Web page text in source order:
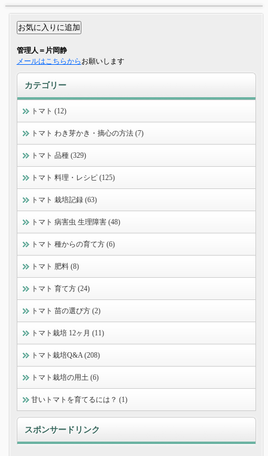
管理人＝片岡静
メールはこちらから お願いします
カテゴリー
トマト (12)
トマト わき芽かき・摘心の方法 (7)
トマト 品種 (329)
トマト 料理・レシピ (125)
トマト 栽培記録 (63)
トマト 病害虫 生理障害 (48)
トマト 種からの育て方 (6)
トマト 肥料 (8)
トマト 育て方 (24)
トマト 苗の選び方 (2)
トマト栽培 12ヶ月 (11)
トマト栽培Q&A (208)
トマト栽培の用土 (6)
甘いトマトを育てるには？ (1)
スポンサードリンク